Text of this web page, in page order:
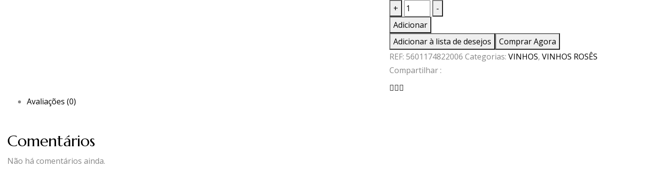
+
Quantidade
de
VINHO
ROSÊ
ORIGINAL
FREE
-
Adicionar
Adicionar à lista de desejos
Comprar Agora
REF: 5601174822006 Categorias: VINHOS, VINHOS ROSÊS
Compartilhar :
Avaliações (0)
Comentários
Não há comentários ainda.